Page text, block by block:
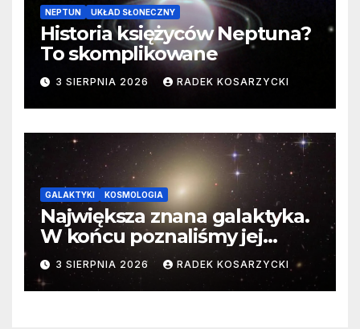
NEPTUN UKŁAD SŁONECZNY
Historia księżyców Neptuna?
To skomplikowane
3 SIERPNIA 2026 RADEK KOSARZYCKI
GALAKTYKI KOSMOLOGIA
Największa znana galaktyka.
W końcu poznaliśmy jej
faktyczne wymiary
3 SIERPNIA 2026 RADEK KOSARZYCKI